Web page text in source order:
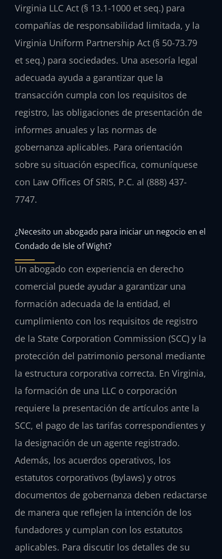
Virginia LLC Act (§ 13.1-1000 et seq.) para
compañías de responsabilidad limitada, y la
Virginia Uniform Partnership Act (§ 50-73.79
et seq.) para sociedades. Una asesoría legal
adecuada ayuda a garantizar que la
transacción cumpla con los requisitos de
registro, las obligaciones de presentación de
informes anuales y las normas de
gobernanza aplicables. Para orientación
sobre su situación específica, comuníquese
con Law Offices Of SRIS, P.C. al (888) 437-
7747.
¿Necesito un abogado para iniciar un negocio en el
Condado de Isle of Wight?
Un abogado con experiencia en derecho
comercial puede ayudar a garantizar una
formación adecuada de la entidad, el
cumplimiento con los requisitos de registro
de la State Corporation Commission (SCC) y la
protección del patrimonio personal mediante
la estructura corporativa correcta. En Virginia,
la formación de una LLC o corporación
requiere la presentación de artículos ante la
SCC, el pago de las tarifas correspondientes y
la designación de un agente registrado.
Además, los acuerdos operativos, los
estatutos corporativos (bylaws) y otros
documentos de gobernanza deben redactarse
de manera que reflejen la intención de los
fundadores y cumplan con los estatutos
aplicables. Para discutir los detalles de su